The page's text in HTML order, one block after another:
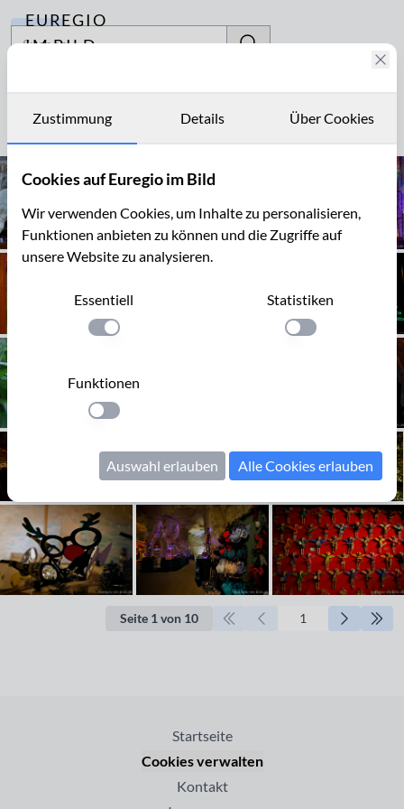
EUREGIO
IM BILD
Archiv
Kontakt
Archiv
Seite 1 von 10
Startseite
Cookies verwalten
Kontakt
Zustimmung Details Über Cookies
Cookies auf Euregio im Bild
Wir verwenden Cookies, um Inhalte zu personalisieren,
Funktionen anbieten zu können und die Zugriffe auf
unsere Website zu analysieren.
Essentiell
Einstellung anwenden
Statistiken
Einstellung
Funktionen
Einstellung anwenden
Auswahl erlauben Alle Cookies erlauben